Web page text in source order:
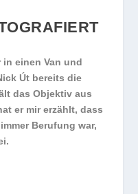
einen Van und
Út bereits die
das Objektiv aus
er mir erzählt, dass
Berufung war,